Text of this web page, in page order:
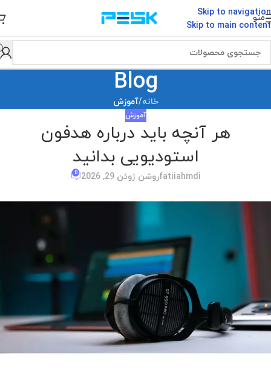
Skip to navigation
Skip to main content
منو
Blog
خانه/آموزش
آموزش
هر آنچه باید درباره هدفون
استودیویی بدانید
fatiiahmdiروشن ژوئن 29, 2026 0